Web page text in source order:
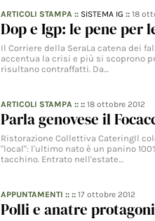
ARTICOLI STAMPA :: SISTEMA IG ::18
Dop e Igp: le pene per
Il Corriere della SeraLa catena dei
accentua la crisi e più si scoprono
risultano contraffatti. Da…
ARTICOLI STAMPA :: ::18 ottobre 2012
Parla genovese il
Ristorazione Collettiva CateringIl
"local": l'ultimo nato è un panino
tacchino. Entrato nell'estate…
APPUNTAMENTI :: ::17 ottobre 2012
Polli e anatre